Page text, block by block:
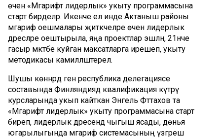
өчен «Мәгарифтә лидерлык» укыту программасына
старт бирделәр. Икенче ел инде Актаныш районы
мәгариф оешмалары җитәкчеләре өчен лидерлык
дәресләре оештырыла, яңа проектлар эшләнә, 21нче
гасыр мәктәбе куйган максатларга ирешеп, укыту
методикасы камилләштерелә.
Шушы көннәрдә генә республика делегациясе
составында Финляндиядә квалификация күтәрү
курсларында укып кайткан Энгель Фәттахов та
«Мәгарифтә лидерлык» укыту программасына старт
биреп, лидерлык дәресендә чыгыш ясады, дөнья
югарылыгында мәгариф системасының үзгәреш